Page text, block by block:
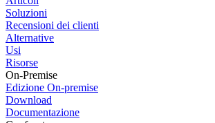
Soluzioni
Recensioni dei clienti
Alternative
Usi
Risorse
On-Premise
Edizione On-premise
Download
Documentazione